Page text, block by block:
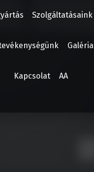
Szolgáltatásaink
Galéria
Kapcsolat AA